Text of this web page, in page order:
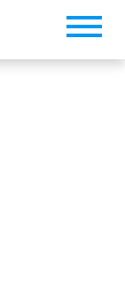
Toggle